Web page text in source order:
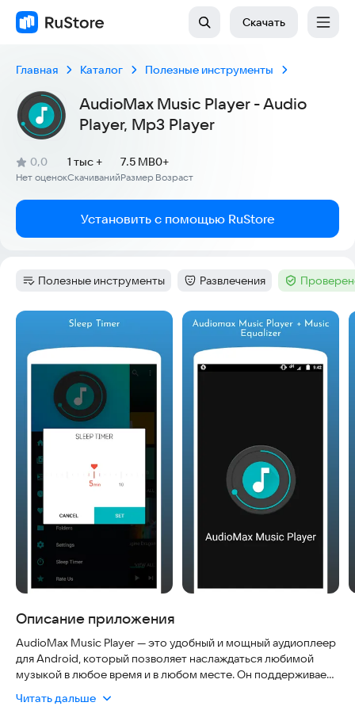
Скачать
Главная Каталог Полезные инструменты
AudioMax Music Player - Audio
Player, Mp3 Player
Рейтинг:
0,0
(
Нет оценок
)
Скачиваний
1 тыс +
Размер
7.5 MB
Возраст
0+
Установить с помощью RuStore
Категория:
Полезные инструменты Категория:
Развлечения Тег :
Скриншоты
Описание приложения
AudioMax Music Player — это удобный и мощный аудиоплеер
для Android, который позволяет наслаждаться любимой
музыкой в любое время и в любом месте. Он поддерживает
другие. Плеер работает без интернета, поэтому вы можете
Читать дальше